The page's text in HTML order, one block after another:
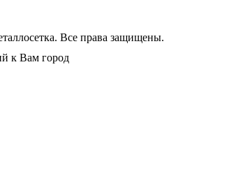
Все права защищены.
к Вам город